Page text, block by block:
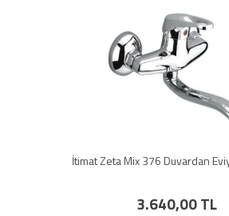
İtimat Zeta Mix 376 Duvardan
3.640,00 TL